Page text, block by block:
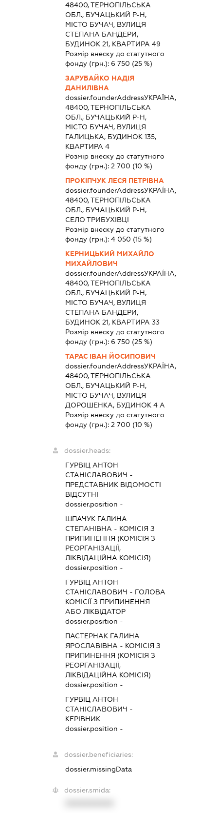
48400, ТЕРНОПІЛЬСЬКА
ОБЛ., БУЧАЦЬКИЙ Р-Н,
МІСТО БУЧАЧ, ВУЛИЦЯ
СТЕПАНА БАНДЕРИ,
БУДИНОК 21, КВАРТИРА 49
Розмір внеску до статутного
фонду (грн.): 6 750 (25 %)
ЗАРУБАЙКО НАДІЯ
ДАНИЛІВНА
dossier.founderAddressУКРАЇНА,
48400, ТЕРНОПІЛЬСЬКА
ОБЛ., БУЧАЦЬКИЙ Р-Н,
МІСТО БУЧАЧ, ВУЛИЦЯ
ГАЛИЦЬКА, БУДИНОК 135,
КВАРТИРА 4
Розмір внеску до статутного
фонду (грн.):2 700 (10 %)
ПРОКІПЧУК ЛЕСЯ ПЕТРІВНА
dossier.founderAddressУКРАЇНА,
48400, ТЕРНОПІЛЬСЬКА
ОБЛ., БУЧАЦЬКИЙ Р-Н,
СЕЛО ТРИБУХІВЦІ
Розмір внеску до статутного
фонду (грн.):4 050 (15 %)
КЕРНИЦЬКИЙ МИХАЙЛО
МИХАЙЛОВИЧ
dossier.founderAddressУКРАЇНА,
48400, ТЕРНОПІЛЬСЬКА
ОБЛ., БУЧАЦЬКИЙ Р-Н,
МІСТО БУЧАЧ, ВУЛИЦЯ
СТЕПАНА БАНДЕРИ,
БУДИНОК 21, КВАРТИРА 33
Розмір внеску до статутного
фонду (грн.): 6 750 (25 %)
ТАРАС ІВАН ЙОСИПОВИЧ
dossier.founderAddressУКРАЇНА,
48400, ТЕРНОПІЛЬСЬКА
ОБЛ., БУЧАЦЬКИЙ Р-Н,
МІСТО БУЧАЧ, ВУЛИЦЯ
ДОРОШЕНКА, БУДИНОК 4 А
Розмір внеску до статутного
фонду (грн.):2 700 (10 %)
dossier.heads:
ГУРВІЦ АНТОН
СТАНІСЛАВОВИЧ -
ПРЕДСТАВНИК ВІДОМОСТІ
ВІДСУТНІ
dossier.position -
ШПАЧУК ГАЛИНА
СТЕПАНІВНА - КОМІСІЯ З
ПРИПИНЕННЯ (КОМІСІЯ З
РЕОРГАНІЗАЦІЇ,
ЛІКВІДАЦІЙНА КОМІСІЯ)
dossier.position -
ГУРВІЦ АНТОН
СТАНІСЛАВОВИЧ - ГОЛОВА
КОМІСІЇ З ПРИПИНЕННЯ
АБО ЛІКВІДАТОР
dossier.position -
ПАСТЕРНАК ГАЛИНА
ЯРОСЛАВІВНА - КОМІСІЯ З
ПРИПИНЕННЯ (КОМІСІЯ З
РЕОРГАНІЗАЦІЇ,
ЛІКВІДАЦІЙНА КОМІСІЯ)
dossier.position -
ГУРВІЦ АНТОН
СТАНІСЛАВОВИЧ -
КЕРІВНИК
dossier.position -
dossier.beneficiaries:
dossier.missingData
dossier.smida: